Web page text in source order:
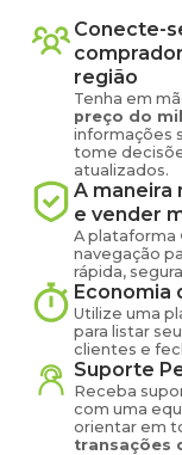
Conecte-
região
Tenha em
preço do
informações
tome
atualizados.
A maneira
e vender
A plataforma
navegação
rápida,
Economia
Utilize uma
para listar
clientes e
Suporte
Receba
com uma
orientar em
transações